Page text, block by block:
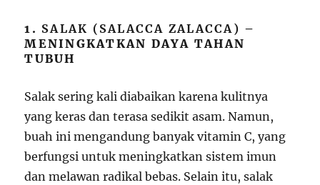
1. SALAK (SALACCA ZALACCA) –
MENINGKATKAN DAYA TAHAN
TUBUH
Salak sering kali diabaikan karena kulitnya
yang keras dan terasa sedikit asam. Namun,
buah ini mengandung banyak vitamin C, yang
berfungsi untuk meningkatkan sistem imun
dan melawan radikal bebas. Selain itu, salak